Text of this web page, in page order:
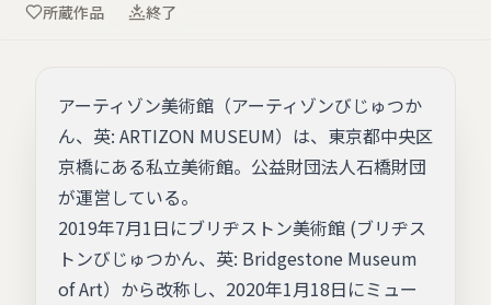
所蔵作品
終了
アーティゾン美術館（アーティゾンびじゅつか
ん、英: ARTIZON MUSEUM）は、東京都中央区
京橋にある私立美術館。公益財団法人石橋財団
が運営している。
2019年7月1日にブリヂストン美術館 (ブリヂス
トンびじゅつかん、英: Bridgestone Museum
of Art）から改称し、2020年1月18日にミュー